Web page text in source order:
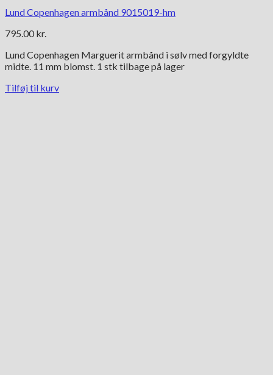
Lund Copenhagen armbånd 9015019-hm
795.00 kr.
Lund Copenhagen Marguerit armbånd i sølv med forgyldte
midte. 11 mm blomst. 1 stk tilbage på lager
Tilføj til kurv